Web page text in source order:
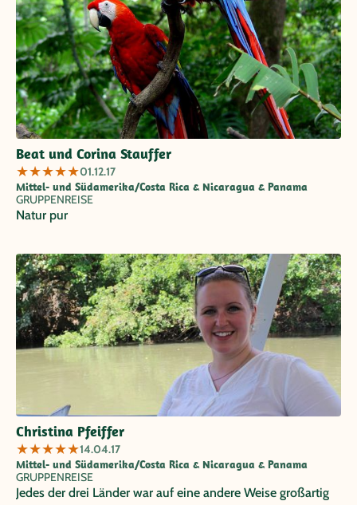
Beat und Corina Stauffer
★★★★★01.12.17
Mittel- und Südamerika/Costa Rica & Nicaragua & Panama
GRUPPENREISE
Natur pur
Christina Pfeiffer
★★★★★14.04.17
Mittel- und Südamerika/Costa Rica & Nicaragua & Panama
GRUPPENREISE
Jedes der drei Länder war auf eine andere Weise großartig